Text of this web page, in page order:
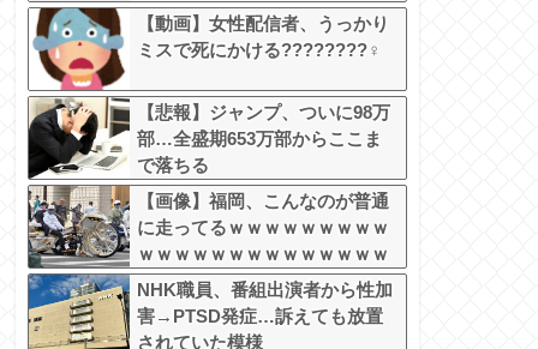
【動画】女性配信者、うっかり
ミスで死にかける????????‍♀
【悲報】ジャンプ、ついに98万
部…全盛期653万部からここま
で落ちる
【画像】福岡、こんなのが普通
に走ってるｗｗｗｗｗｗｗｗｗ
ｗｗｗｗｗｗｗｗｗｗｗｗｗｗ
ｗｗｗｗｗｗｗｗｗｗｗｗｗｗ
ｗｗｗ
NHK職員、番組出演者から性加
害→PTSD発症…訴えても放置
されていた模様